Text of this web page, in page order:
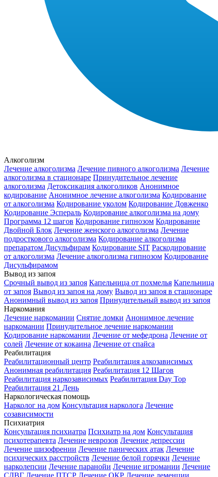
Алкоголизм
Лечение алкоголизма Лечение пивного алкоголизма Лечение
алкоголизма в стационаре Принудительное лечение
алкоголизма Детоксикация алкоголиков Анонимное
кодирование Анонимное лечение алкоголизма Кодирование
от алкоголизма Кодирование уколом Кодирование Довженко
Кодирование Эспераль Кодирование алкоголизма на дому
Программа 12 шагов Кодирование гипнозом Кодирование
Двойной Блок Лечение женского алкоголизма Лечение
подросткового алкоголизма Кодирование алкоголизма
препаратом Дисульфирам Кодирование SIT Раскодирование
от алкоголизма Лечение алкоголизма гипнозом Кодирование
Дисульфирамом
Вывод из запоя
Срочный вывод из запоя Капельница от похмелья Капельница
от запоя Вывод из запоя на дому Вывод из запоя в стационаре
Анонимный вывод из запоя Принудительный вывод из запоя
Наркомания
Лечение наркомании Снятие ломки Анонимное лечение
наркомании Принудительное лечение наркомании
Кодирование наркомании Лечение от мефедрона Лечение от
солей Лечение от кокаина Лечение от спайса
Реабилитация
Реабилитационный центр Реабилитация алкозависимых
Анонимная реабилитация Реабилитация 12 Шагов
Реабилитация наркозависимых Реабилитация Day Top
Реабилитация 21 День
Наркологическая помощь
Нарколог на дом Консультация нарколога Лечение
созависимости
Психиатрия
Консультация психиатра Психиатр на дом Консультация
психотерапевта Лечение неврозов Лечение депрессии
Лечение шизофрении Лечение панических атак Лечение
психических расстройств Лечение белой горячки Лечение
нарколепсии Лечение паранойи Лечение игромании Лечение
СДВГ Лечение ПТСР Лечение ОКР Лечение деменции